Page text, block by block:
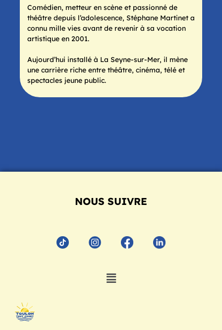
Comédien, metteur en scène et passionné de
théâtre depuis l’adolescence, Stéphane Martinet a
connu mille vies avant de revenir à sa vocation
artistique en 2001.
Aujourd’hui installé à La Seyne-sur-Mer, il mène
une carrière riche entre théâtre, cinéma, télé et
spectacles jeune public.
NOUS SUIVRE